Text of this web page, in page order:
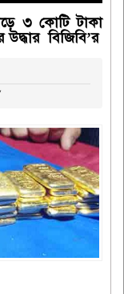
৩ কোটি টাকা
উদ্ধার বিজিবি’র